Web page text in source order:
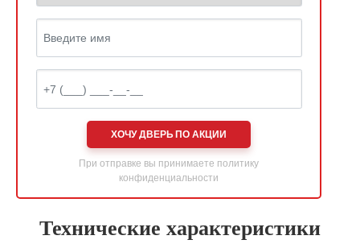
ХОЧУ ДВЕРЬ ПО АКЦИИ
При отправке вы принимаете политику
конфиденциальности
Технические характеристики